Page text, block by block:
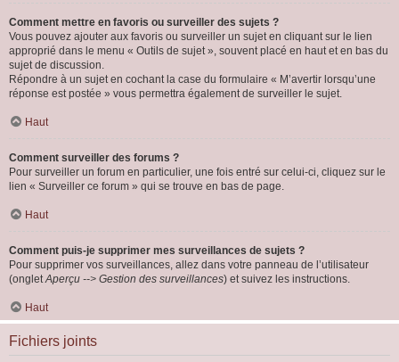
Comment mettre en favoris ou surveiller des sujets ?
Vous pouvez ajouter aux favoris ou surveiller un sujet en cliquant sur le lien
approprié dans le menu « Outils de sujet », souvent placé en haut et en bas du
sujet de discussion.
Répondre à un sujet en cochant la case du formulaire « M’avertir lorsqu’une
réponse est postée » vous permettra également de surveiller le sujet.
Haut
Comment surveiller des forums ?
Pour surveiller un forum en particulier, une fois entré sur celui-ci, cliquez sur le
lien « Surveiller ce forum » qui se trouve en bas de page.
Haut
Comment puis-je supprimer mes surveillances de sujets ?
Pour supprimer vos surveillances, allez dans votre panneau de l’utilisateur
(ongletAperçu --> Gestion des surveillances) et suivez les instructions.
Haut
Fichiers joints